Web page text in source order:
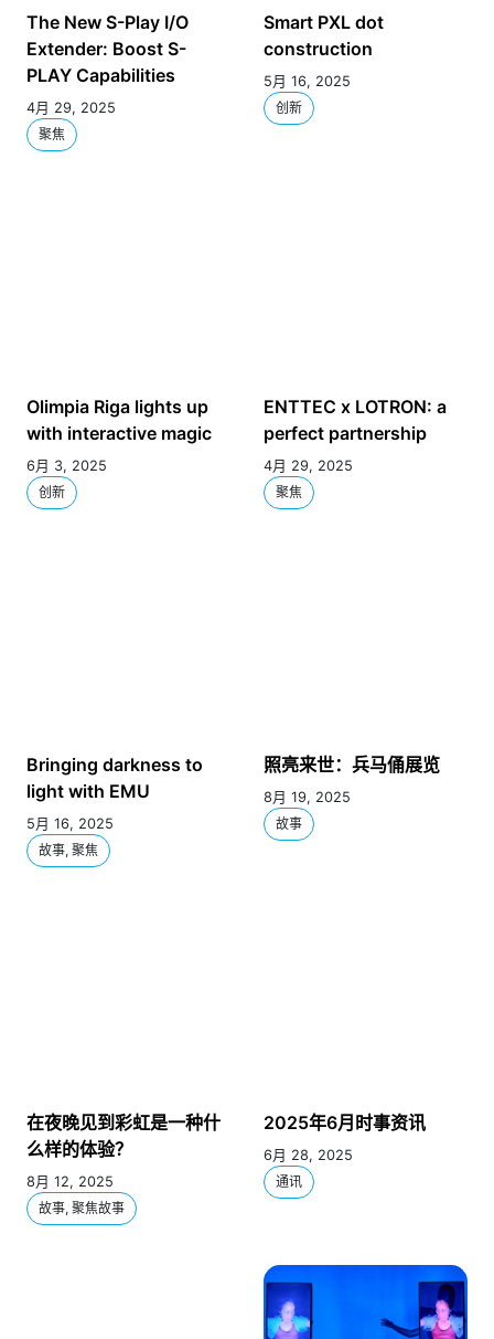
The New S-Play I/O
Extender: Boost S-
PLAY Capabilities
4月 29, 2025
聚焦
Smart PXL dot
construction
5月 16, 2025
创新
Olimpia Riga lights up
with interactive magic
6月 3, 2025
创新
ENTTEC x LOTRON: a
perfect partnership
4月 29, 2025
聚焦
Bringing darkness to
light with EMU
5月 16, 2025
故事, 聚焦
照亮来世：兵马俑展览
8月 19, 2025
故事
在夜晚见到彩虹是一种什
么样的体验？
8月 12, 2025
故事, 聚焦故事
2025年6月时事资讯
6月 28, 2025
通讯